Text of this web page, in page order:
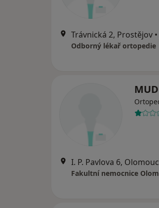
Trávnická 2, Prostějov •
Odborný lékař ortopedie
I. P. Pavlova 6, Olomouc
Fakultní nemocnice